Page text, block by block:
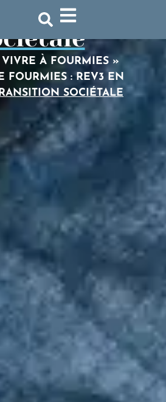
VIVRE À FOURMIES»
FOURMIES : REV3 EN
SOCIÉTALE